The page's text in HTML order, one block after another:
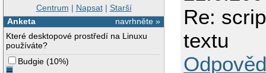
Centrum | Napsat| Starší
navrhněte »
Anketa
Které desktopové prostředí na Linuxu
používáte?
Budgie (10%)
Re:
textu